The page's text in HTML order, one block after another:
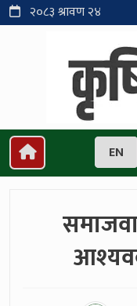
२०८३ श्रावण २४
EN